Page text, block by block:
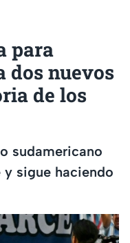
para
dos nuevos
de los
sudamericano
sigue haciendo